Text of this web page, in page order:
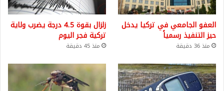
العفو الجامعي في تركيا يدخل
حيز التنفيذ رسمياً
منذ 36 دقيقة
زلزال بقوة 4.5 درجة يضرب ولاية
تركية فجر اليوم
منذ 45 دقيقة